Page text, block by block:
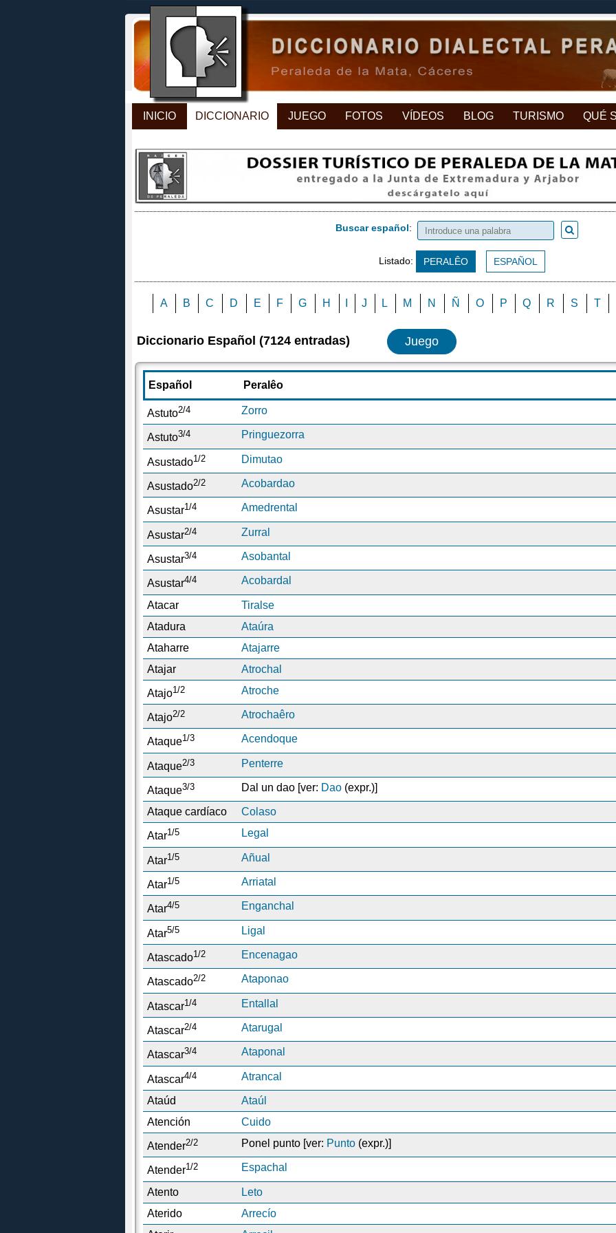
INICIO DICCIONARIO JUEGO FOTOS VÍDEOS BLOG TURISMO QUÉ
Buscar español:
Listado: PERALÊO ESPAÑOL
A B C D E F G H J L M N Ñ O P Q R S T
Diccionario Español (7124 entradas) Juego
Español Peralêo
Astuto2/4 Zorro
Astuto3/4 Pringuezorra
Asustado1/2 Dimutao
Asustado2/2 Acobardao
Asustar1/4 Amedrental
Asustar2/4 Zurral
Asustar3/4 Asobantal
Asustar4/4 Acobardal
Atacar
Tiralse
Atadura
Ataúra
Ataharre
Atajarre
Atajar
Atrochal
Atajo1/2 Atroche
Atajo2/2 Atrochaêro
Ataque1/3 Acendoque
Ataque2/3 Penterre
Ataque3/3 Dal un dao [ver: Dao (expr.)]
Ataque cardíaco Colaso
Atar1/5 Legal
Atar1/5 Añual
Atar1/5 Arriatal
Atar4/5 Enganchal
Atar5/5 Ligal
Atascado1/2 Encenagao
Atascado2/2 Ataponao
Atascar1/4 Entallal
Atascar2/4 Atarugal
Atascar3/4 Ataponal
Atascar4/4 Atrancal
Ataúd
Ataúl
Atención
Cuido
Atender2/2 Ponel punto [ver: Punto (expr.)]
Atender1/2 Espachal
Atento
Leto
Aterido
Arrecío